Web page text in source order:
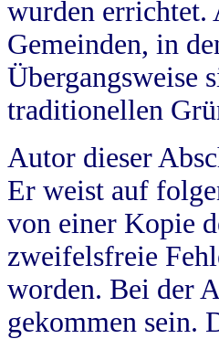
wurden errichtet.
Gemeinden, in
Übergangsweise
traditionellen
Autor dieser
Er weist auf
von einer Kopie
zweifelsfreie
worden. Bei der
gekommen sein.